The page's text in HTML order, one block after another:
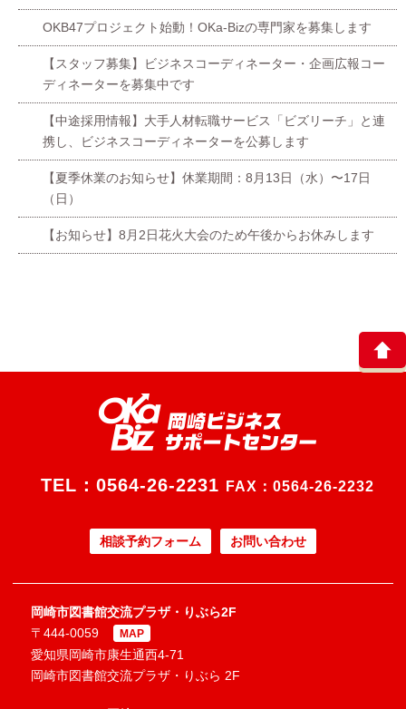
OKB47プロジェクト始動！OKa-Bizの専門家を募集します
【スタッフ募集】ビジネスコーディネーター・企画広報コー
ディネーターを募集中です
【中途採用情報】大手人材転職サービス「ビズリーチ」と連
携し、ビジネスコーディネーターを公募します
【夏季休業のお知らせ】休業期間：8月13日（水）〜17日
（日）
【お知らせ】8月2日花火大会のため午後からお休みします
TEL： 0564-26-2231 FAX：0564-26-2232
相談予約フォーム お問い合わせ
岡崎市図書館交流プラザ・りぶら2F
〒444-0059
MAP
愛知県岡崎市康生通西4-71
岡崎市図書館交流プラザ・りぶら 2F